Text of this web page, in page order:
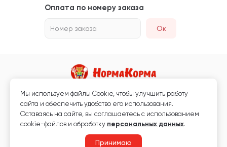
Оплата по номеру заказа
Номер заказа Ок
Магазин кормов для животных и ветаптека
Любая информация, размещённая на сайте, не является публичной
офертой.
Мы используем файлы Сookie, чтобы улучшить работу
сайта и обеспечить удобство его использования.
Оставаясь на сайте, вы соглашаетесь с использованием
cookie-файлов и обработку персональных данных.
Принимаю